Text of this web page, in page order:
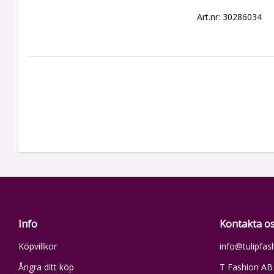
Art.nr: 30286034
Info
Köpvillkor
Ångra ditt köp
Kontakta
T Fashion AB